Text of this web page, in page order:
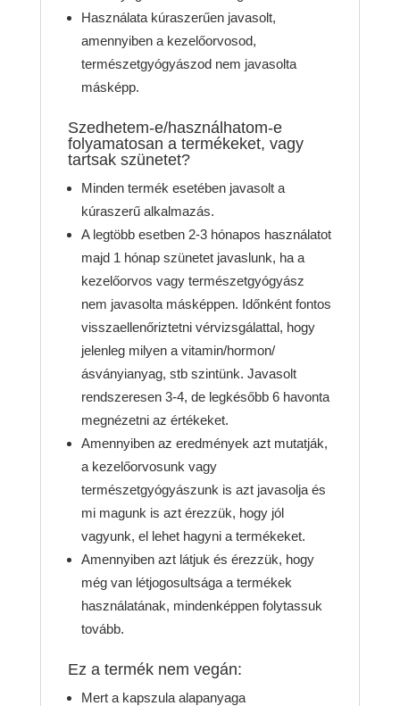
Használata kúraszerűen javasolt,
amennyiben a kezelőorvosod,
természetgyógyászod nem javasolta
másképp.
Szedhetem-e/használhatom-e
folyamatosan a termékeket, vagy
tartsak szünetet?
Minden termék esetében javasolt a
kúraszerű alkalmazás.
A legtöbb esetben 2-3 hónapos használatot
majd 1 hónap szünetet javaslunk, ha a
kezelőorvos vagy természetgyógyász
nem javasolta másképpen. Időnként fontos
visszaellenőriztetni vérvizsgálattal, hogy
jelenleg milyen a vitamin/hormon/
ásványianyag, stb szintünk. Javasolt
rendszeresen 3-4, de legkésőbb 6 havonta
megnézetni az értékeket.
Amennyiben az eredmények azt mutatják,
a kezelőorvosunk vagy
természetgyógyászunk is azt javasolja és
mi magunk is azt érezzük, hogy jól
vagyunk, el lehet hagyni a termékeket.
Amennyiben azt látjuk és érezzük, hogy
még van létjogosultsága a termékek
használatának, mindenképpen folytassuk
tovább.
Ez a termék nem vegán:
Mert a kapszula alapanyaga